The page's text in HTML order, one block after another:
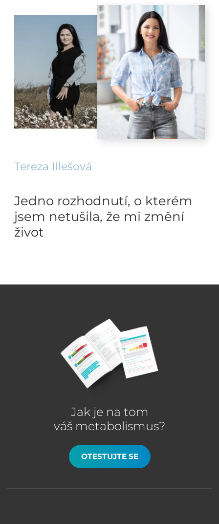
Tereza Illešová
Jedno rozhodnutí, o kterém
jsem netušila, že mi změní
život
Jak je na tom
váš metabolismus?
OTESTUJTE SE